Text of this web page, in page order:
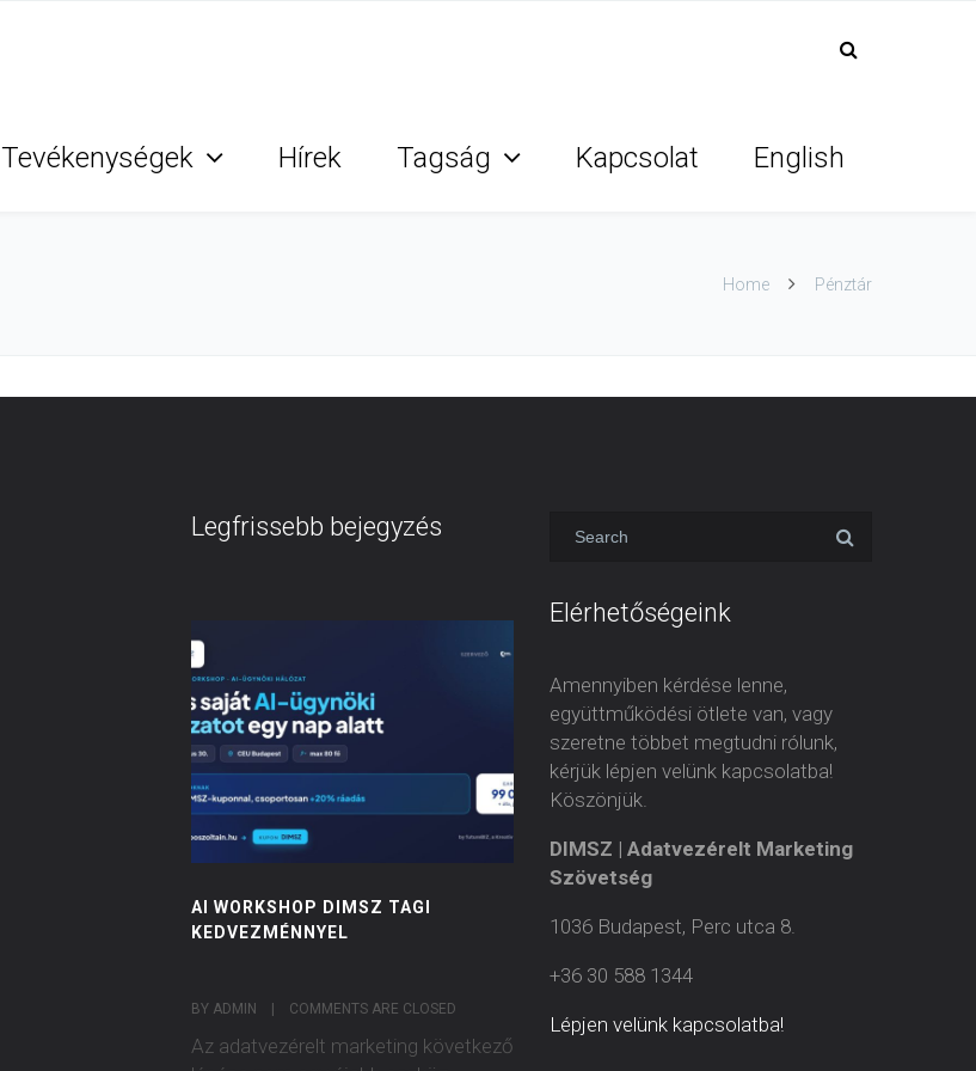
Tevékenységek Hírek Tagság Kapcsolat English
Home Pénztár
Legfrissebb bejegyzés
AI WORKSHOP DIMSZ TAGI
KEDVEZMÉNNYEL
BY ADMIN    | COMMENTS ARE CLOSED
Az adatvezérelt marketing következő
Elérhetőségeink
Amennyiben kérdése lenne,
együttműködési ötlete van, vagy
szeretne többet megtudni rólunk,
kérjük lépjen velünk kapcsolatba!
Köszönjük.
DIMSZ | Adatvezérelt Marketing
Szövetség
1036 Budapest, Perc utca 8.
+36 30 588 1344
Lépjen velünk kapcsolatba!